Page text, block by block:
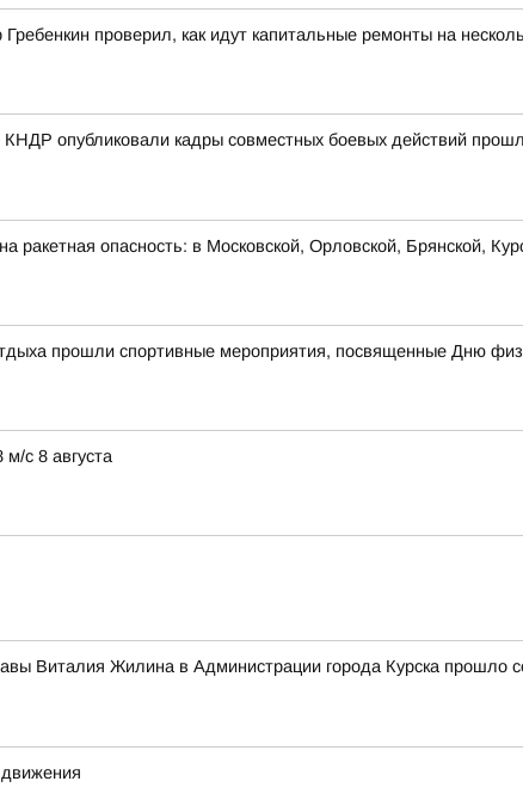
проверил, как идут капитальные ремонты на
опубликовали кадры совместных боевых действий
ракетная опасность: в Московской, Орловской, Брянской,
прошли спортивные мероприятия, посвященные Дню
с 8 августа
Виталия Жилина в Администрации города Курска прошло